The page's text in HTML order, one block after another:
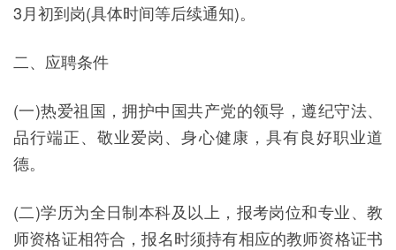
3月初到岗(具体时间等后续通知)。
二、应聘条件
(一)热爱祖国，拥护中国共产党的领导，遵纪守法、
品行端正、敬业爱岗、身心健康，具有良好职业道
德。
(二)学历为全日制本科及以上，报考岗位和专业、教
师资格证相符合，报名时须持有相应的教师资格证书